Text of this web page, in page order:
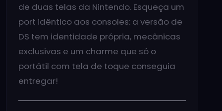
de duas telas da Nintendo. Esqueça um
port idêntico aos consoles: a versão de
DS tem identidade própria, mecânicas
exclusivas e um charme que só o
portátil com tela de toque conseguia
entregar!